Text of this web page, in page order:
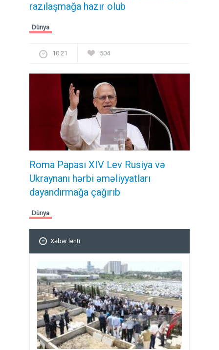
razılaşmağa hazır olub
Dünya
10:21 504
Roma Papası XIV Lev Rusiya və
Ukraynanı hərbi əməliyyatları
dayandırmağa çağırıb
Dünya
Xəbər lenti